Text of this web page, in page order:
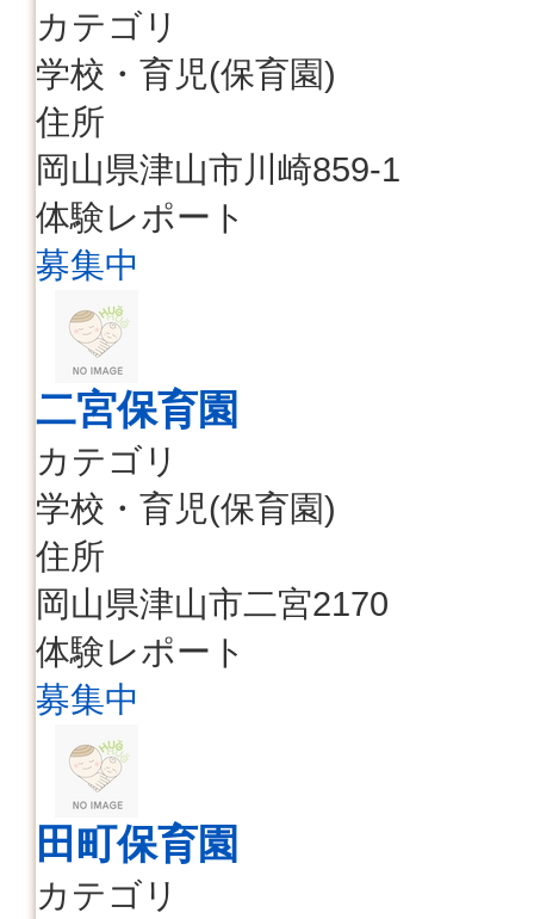
カテゴリ
学校・育児(保育園)
住所
岡山県津山市川崎859-1
体験レポート
募集中
二宮保育園
カテゴリ
学校・育児(保育園)
住所
岡山県津山市二宮2170
体験レポート
募集中
田町保育園
カテゴリ